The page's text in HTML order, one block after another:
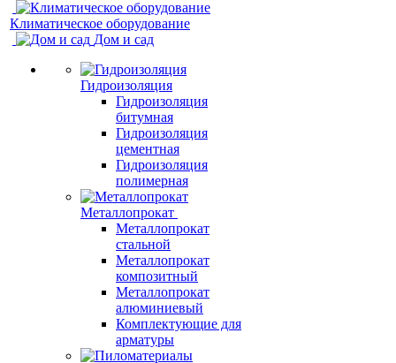
Климатическое оборудование
Дом и сад
Гидроизоляция
Гидроизоляция
битумная
Гидроизоляция
цементная
Гидроизоляция
полимерная
Металлопрокат
Металлопрокат
стальной
Металлопрокат
композитный
Металлопрокат
алюминиевый
Комплектующие для
арматуры